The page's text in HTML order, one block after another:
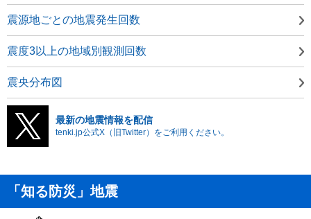
震源地ごとの地震発生回数
震度3以上の地域別観測回数
震央分布図
最新の地震情報を配信
tenki.jp公式X（旧Twitter）をご利用ください。
「知る防災」地震